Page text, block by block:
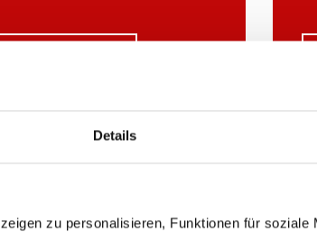
Details
zu personalisieren, Funktionen für soziale
von morgen sind. Daher legen wir Wert